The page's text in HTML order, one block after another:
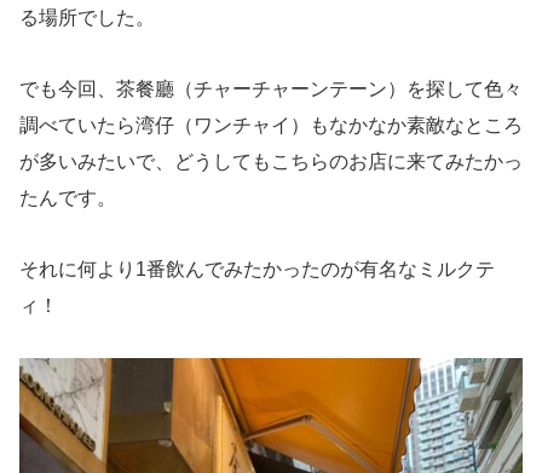
る場所でした。
でも今回、茶餐廳（チャーチャーンテーン）を探して色々
調べていたら湾仔（ワンチャイ）もなかなか素敵なところ
が多いみたいで、どうしてもこちらのお店に来てみたかっ
たんです。
それに何より1番飲んでみたかったのが有名なミルクテ
ィ！